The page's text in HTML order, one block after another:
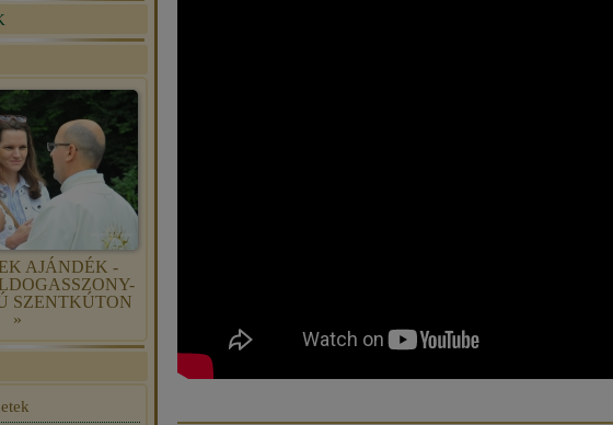
AJÁNDÉK -
SZENTKÚTON
»